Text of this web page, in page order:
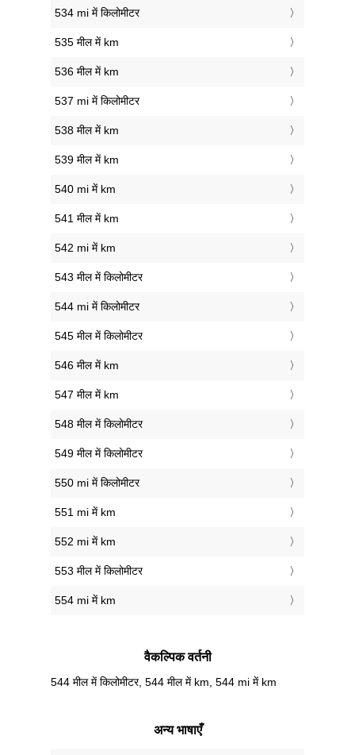
534 mi में किलोमीटर
535 मील में km
536 मील में km
537 mi में किलोमीटर
538 मील में km
539 मील में km
540 mi में km
541 मील में km
542 mi में km
543 मील में किलोमीटर
544 mi में किलोमीटर
545 मील में किलोमीटर
546 मील में km
547 मील में km
548 मील में किलोमीटर
549 मील में किलोमीटर
550 mi में किलोमीटर
551 mi में km
552 mi में km
553 मील में किलोमीटर
554 mi में km
वैकल्पिक वर्तनी
544 मील में किलोमीटर, 544 मील में km, 544 mi में km
अन्य भाषाएँ